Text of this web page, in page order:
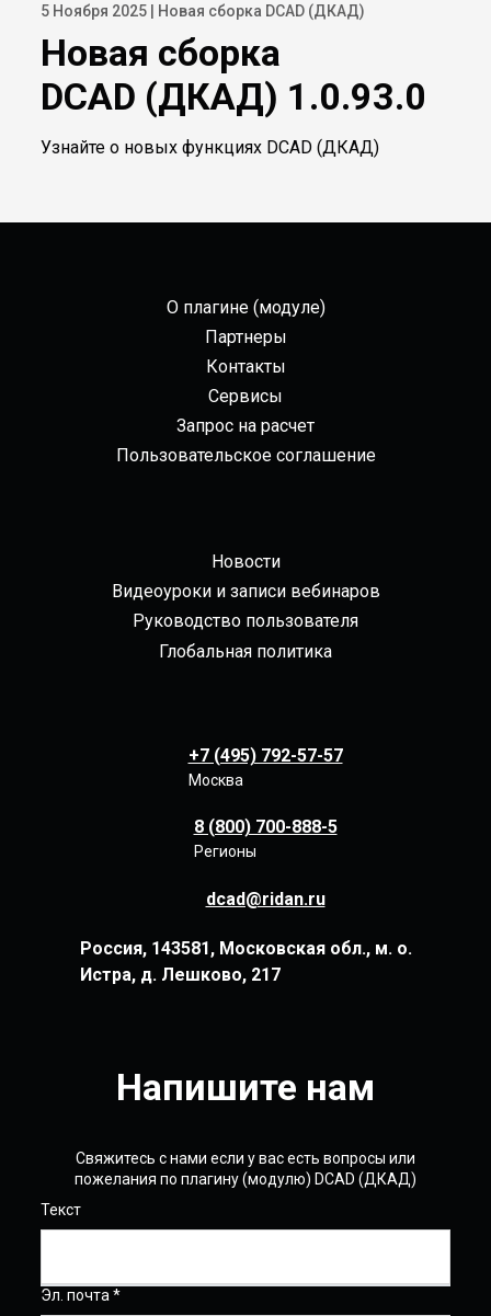
5 Ноября 2025 | Новая сборка DCAD (ДКАД)
Новая сборка
DCAD (ДКАД) 1.0.93.0
Узнайте о новых функциях DCAD (ДКАД)
О плагине (модуле)
Партнеры
Контакты
Сервисы
Запрос на расчет
Пользовательское соглашение
Новости
Видеоуроки и записи вебинаров
Руководство пользователя
Глобальная политика
+7 (495) 792-57-57
Москва
8 (800) 700-888-5
Регионы
dcad@ridan.ru
Россия, 143581, Московская обл., м. о.
Истра, д. Лешково, 217
Напишите нам
Свяжитесь с нами если у вас есть вопросы или
пожелания по плагину (модулю) DCAD (ДКАД)
Текст
Эл. почта *